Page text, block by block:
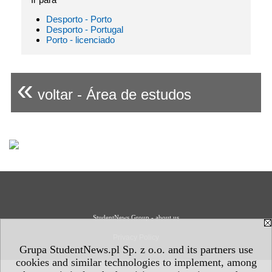
Grupa StudentNews.pl Sp. z o.o. and its partners use
cookies and similar technologies to implement, among
Desporto - Porto
Desporto - Portugal
Porto - licenciado
« voltar - Área de estudos
StudentNews Group - about us